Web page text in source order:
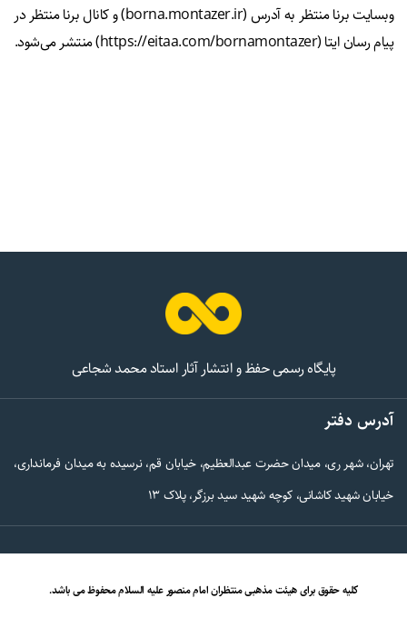
وبسایت برنا منتظر به آدرس (borna.montazer.ir) و کانال برنا منتظر در
پیام رسان ایتا (https://eitaa.com/bornamontazer) منتشر می‌شود.
پایگاه رسمی حفظ و انتشار آثار استاد محمد شجاعی
آدرس دفتر
تهران، شهر ری، میدان حضرت عبدالعظیم، خیابان قم، نرسیده به میدان فرمانداری،
خیابان شهید کاشانی، کوچه شهید سید برزگر، پلاک 13
کلیه حقوق برای هیئت مذهبی منتظران امام منصور علیه السلام محفوظ می باشد.